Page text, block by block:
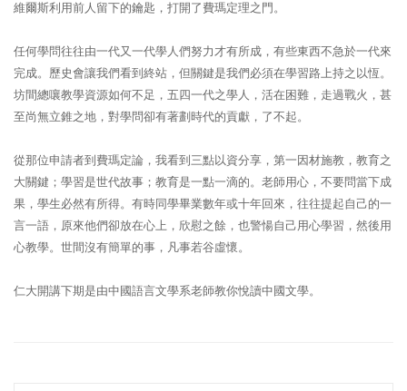
維爾斯利用前人留下的鑰匙，打開了費瑪定理之門。
任何學問往往由一代又一代學人們努力才有所成，有些東西不急於一代來
完成。歷史會讓我們看到終站，但關鍵是我們必須在學習路上持之以恆。
坊間總嚷教學資源如何不足，五四一代之學人，活在困難，走過戰火，甚
至尚無立錐之地，對學問卻有著劃時代的貢獻，了不起。
從那位申請者到費瑪定論，我看到三點以資分享，第一因材施教，教育之
大關鍵；學習是世代故事；教育是一點一滴的。老師用心，不要問當下成
果，學生必然有所得。有時同學畢業數年或十年回來，往往提起自己的一
言一語，原來他們卻放在心上，欣慰之餘，也警愓自己用心學習，然後用
心教學。世間沒有簡單的事，凡事若谷虛懷。
仁大開講下期是由中國語言文學系老師教你悅讀中國文學。